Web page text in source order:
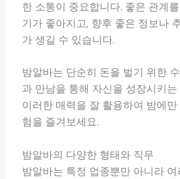
한 소통이 중요합니다. 좋은 관계
기가 좋아지고, 향후 좋은 정보나
가 생길 수 있습니다.
밤알바는 단순히 돈을 벌기 위한
과 만남을 통해 자신을 성장시키
이러한 매력을 잘 활용하여 밤에
험을 즐겨보세요.
밤알바의 다양한 형태와 직무
밤알바는 특정 업종뿐만 아니라